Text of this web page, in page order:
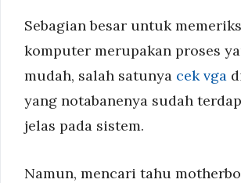
Sebagian besar untuk
komputer merupakan proses
mudah, salah satunya cek vga
yang notabanenya sudah
jelas pada sistem.
Namun, mencari tahu